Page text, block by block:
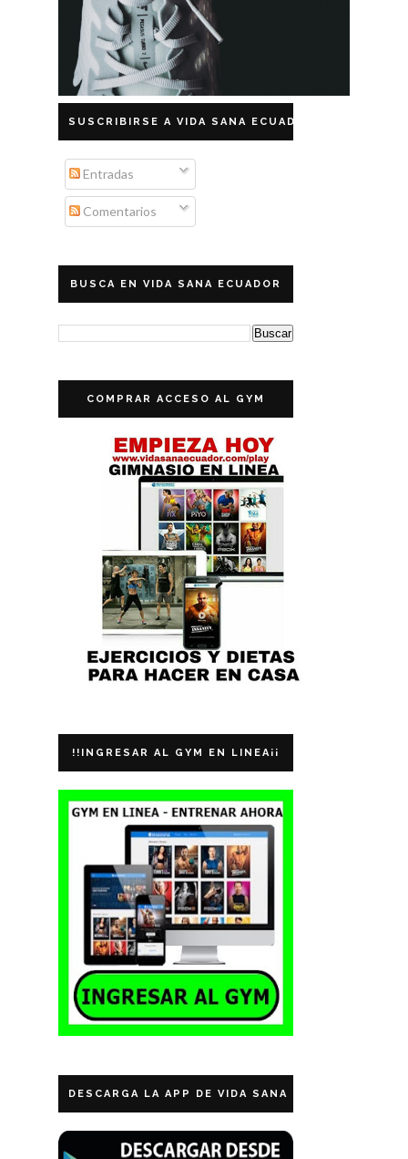
SUSCRIBIRSE A VIDA SANA ECUADOR
Entradas
Comentarios
BUSCA EN VIDA SANA ECUADOR
COMPRAR ACCESO AL GYM
!!INGRESAR AL GYM EN LINEA¡¡
DESCARGA LA APP DE VIDA SANA ECUADOR